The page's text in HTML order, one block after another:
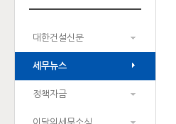
대한건설신문
세무뉴스
정책자금